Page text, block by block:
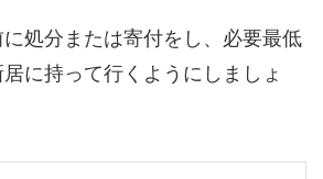
処分または寄付をし、必要最低
に持って行くようにしましょ